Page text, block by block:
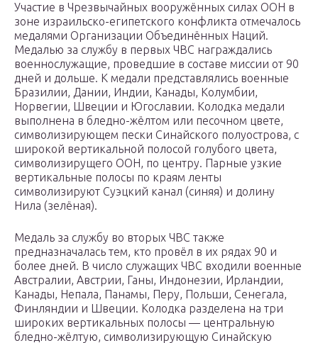
Участие в Чрезвычайных вооружённых силах ООН в
зоне израильско-египетского конфликта отмечалось
медалями Организации Объединённых Наций.
Медалью за службу в первых ЧВС награждались
военнослужащие, проведшие в составе миссии от 90
дней и дольше. К медали представлялись военные
Бразилии, Дании, Индии, Канады, Колумбии,
Норвегии, Швеции и Югославии. Колодка медали
выполнена в бледно-жёлтом или песочном цвете,
символизирующем пески Синайского полуострова, с
широкой вертикальной полосой голубого цвета,
символизирущего ООН, по центру. Парные узкие
вертикальные полосы по краям ленты
символизируют Суэцкий канал (синяя) и долину
Нила (зелёная).
Медаль за службу во вторых ЧВС также
предназначалась тем, кто провёл в их рядах 90 и
более дней. В число служащих ЧВС входили военные
Австралии, Австрии, Ганы, Индонезии, Ирландии,
Канады, Непала, Панамы, Перу, Польши, Сенегала,
Финляндии и Швеции. Колодка разделена на три
широких вертикальных полосы — центральную
бледно-жёлтую, символизирующую Синайскую